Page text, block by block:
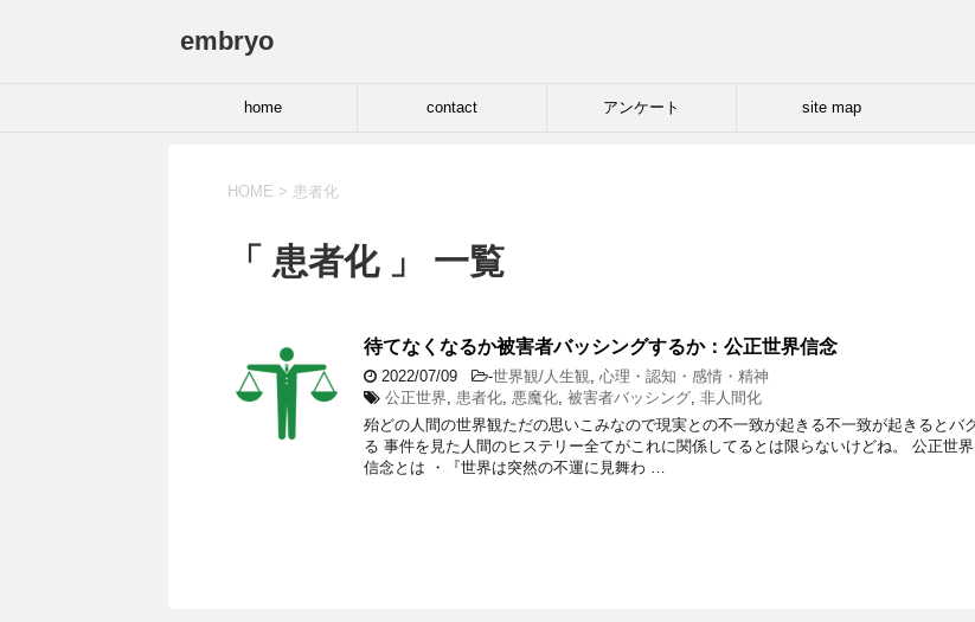
embryo
home contact アンケート site map
HOME > 患者化
「 患者化 」 一覧
待てなくなるか被害者バッシングするか：公正世界信念
2022/07/09 -世界観/人生観, 心理・認知・感情・精神
公正世界, 患者化, 悪魔化, 被害者バッシング, 非人間化
殆どの人間の世界観ただの思いこみなので現実との不一致が起きる不一致が起きるとバ
る 事件を見た人間のヒステリー全てがこれに関係してるとは限らないけどね。 公正世界
信念とは ・『世界は突然の不運に見舞わ …